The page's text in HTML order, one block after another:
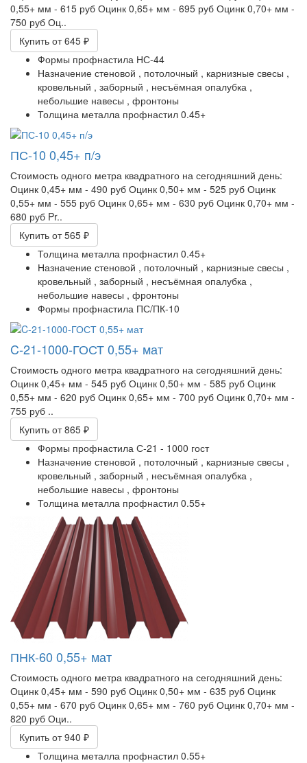
0,55+ мм - 615 руб Оцинк 0,65+ мм - 695 руб Оцинк 0,70+ мм -
750 руб Оц..
Купить от 645 ₽
Формы профнастила НС-44
Назначение стеновой , потолочный , карнизные свесы ,
кровельный , заборный , несъёмная опалубка ,
небольшие навесы , фронтоны
Толщина металла профнастил 0.45+
ПС-10 0,45+ п/э
Стоимость одного метра квадратного на сегодняшний день:​
Оцинк 0,45+ мм - 490 руб Оцинк 0,50+ мм - 525 руб Оцинк
0,55+ мм - 555 руб Оцинк 0,65+ мм - 630 руб Оцинк 0,70+ мм -
680 руб Pr..
Купить от 565 ₽
Толщина металла профнастил 0.45+
Назначение стеновой , потолочный , карнизные свесы ,
кровельный , заборный , несъёмная опалубка ,
небольшие навесы , фронтоны
Формы профнастила ПС/ПК-10
C-21-1000-ГОСТ 0,55+ мат
Стоимость одного метра квадратного на сегодняшний день:
Оцинк 0,45+ мм - 545 руб Оцинк 0,50+ мм - 585 руб Оцинк
0,55+ мм - 620 руб Оцинк 0,65+ мм - 700 руб Оцинк 0,70+ мм -
755 руб ..
Купить от 865 ₽
Формы профнастила С-21 - 1000 гост
Назначение стеновой , потолочный , карнизные свесы ,
кровельный , заборный , несъёмная опалубка ,
небольшие навесы , фронтоны
Толщина металла профнастил 0.55+
ПНК-60 0,55+ мат
Стоимость одного метра квадратного на сегодняшний день:
Оцинк 0,45+ мм - 590 руб Оцинк 0,50+ мм - 635 руб Оцинк
0,55+ мм - 670 руб Оцинк 0,65+ мм - 760 руб Оцинк 0,70+ мм -
820 руб Оци..
Купить от 940 ₽
Толщина металла профнастил 0.55+